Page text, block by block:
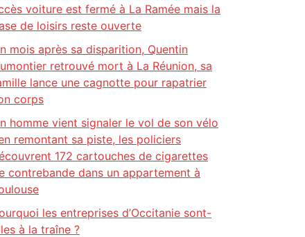
voiture est fermé à La Ramée mais la
de loisirs reste ouverte
mois après sa disparition, Quentin
retrouvé mort à La Réunion, sa
lance une cagnotte pour rapatrier
corps
homme vient signaler le vol de son vélo
remontant sa piste, les policiers
172 cartouches de cigarettes
contrebande dans un appartement à
les entreprises d’Occitanie sont-
à la traîne ?